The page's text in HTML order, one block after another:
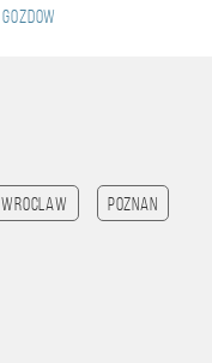
Gozdow
Wroclaw Poznan